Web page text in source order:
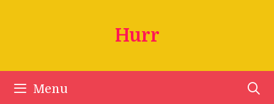
Hurr
Menu